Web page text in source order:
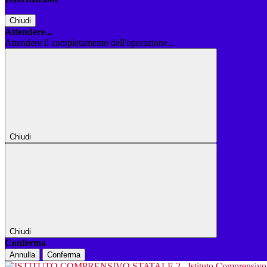
Chiudi
Attendere...
Attendere il completamento dell'operazione...
Chiudi
Chiudi
Conferma
Annulla Conferma